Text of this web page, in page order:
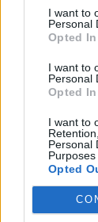
I want to
Personal
Opted In
I want to
Personal
Opted In
I want to
Personal
Opted